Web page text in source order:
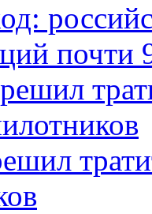
почти